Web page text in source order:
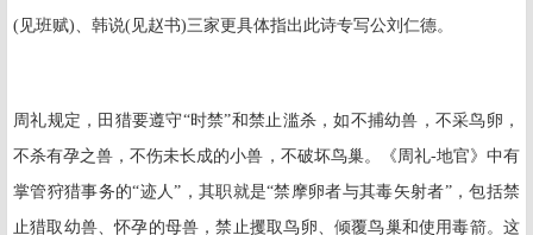
(见班赋)、韩说(见赵书)三家更具体指出此诗专写公刘仁德。
周礼规定，田猎要遵守“时禁”和禁止滥杀，如不捕幼兽，不采鸟卵，
不杀有孕之兽，不伤未长成的小兽，不破坏鸟巢。《周礼-地官》中有
掌管狩猎事务的“迹人”，其职就是“禁摩卵者与其毒矢射者”，包括禁
止猎取幼兽、怀孕的母兽，禁止攫取鸟卵、倾覆鸟巢和使用毒箭。这